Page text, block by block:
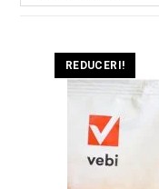
REDUCERI!